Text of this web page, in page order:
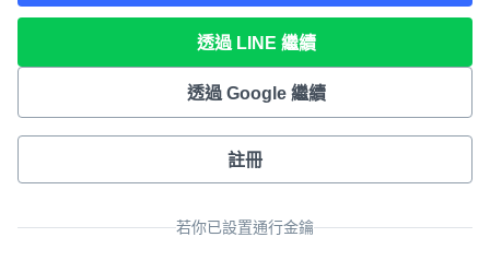
透過 LINE 繼續
透過 Google 繼續
註冊
若你已設置通行金鑰